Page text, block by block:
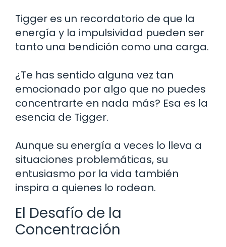
Tigger es un recordatorio de que la
energía y la impulsividad pueden ser
tanto una bendición como una carga.
¿Te has sentido alguna vez tan
emocionado por algo que no puedes
concentrarte en nada más? Esa es la
esencia de Tigger.
Aunque su energía a veces lo lleva a
situaciones problemáticas, su
entusiasmo por la vida también
inspira a quienes lo rodean.
El Desafío de la
Concentración